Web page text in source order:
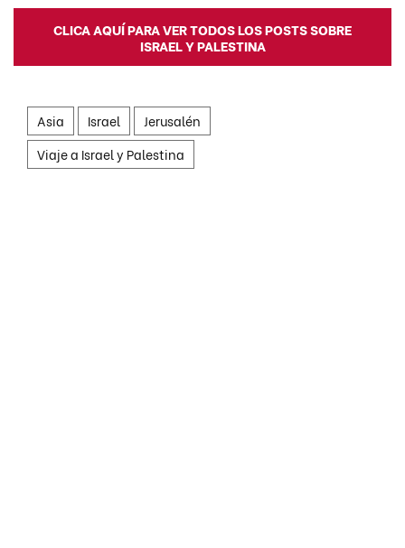
CLICA AQUÍ PARA VER TODOS LOS POSTS SOBRE
ISRAEL Y PALESTINA
Asia Israel
Jerusalén
Viaje a Israel y Palestina